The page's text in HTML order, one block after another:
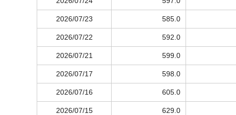
2026/07/23 585.0
2026/07/22 592.0
2026/07/21 599.0
2026/07/17 598.0
2026/07/16 605.0
2026/07/15 629.0